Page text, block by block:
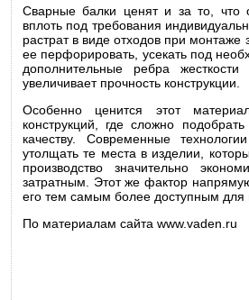
Сварные балки ценят и за то, что
вплоть под требования
растрат в виде отходов при
ее перфорировать, усекать под
дополнительные ребра
увеличивает прочность конструкции.
Особенно ценится этот
конструкций, где сложно
качеству. Современные
утолщать те места в изделии,
производство значительно
затратным. Этот же фактор
его тем самым более доступным для
По материалам сайта www.vaden.ru